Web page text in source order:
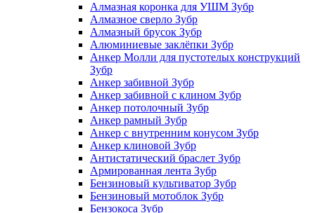
Алмазная коронка для УШМ Зубр
Алмазное сверло Зубр
Алмазный брусок Зубр
Алюминиевые заклёпки Зубр
Анкер Молли для пустотелых конструкций
Зубр
Анкер забивной Зубр
Анкер забивной с клином Зубр
Анкер потолочный Зубр
Анкер рамный Зубр
Анкер с внутренним конусом Зубр
Анкер клиновой Зубр
Антистатический браслет Зубр
Армированная лента Зубр
Бензиновый культиватор Зубр
Бензиновый мотоблок Зубр
Бензокоса Зубр